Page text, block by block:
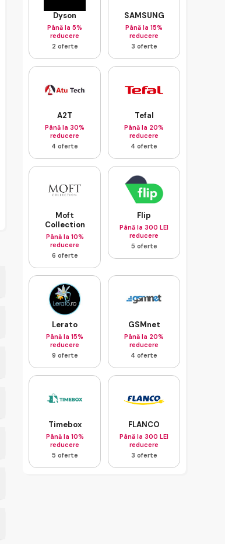
Dyson
Până la 5%
reducere
2 oferte
SAMSUNG
Până la 15%
reducere
3 oferte
A2T
Până la 30%
reducere
4 oferte
Tefal
Până la 20%
reducere
4 oferte
Moft
Collection
Până la 10%
reducere
6 oferte
Flip
Până la 300 LEI
reducere
5 oferte
Lerato
Până la 15%
reducere
9 oferte
GSMnet
Până la 20%
reducere
4 oferte
Timebox
Până la 10%
reducere
5 oferte
FLANCO
Până la 300 LEI
reducere
3 oferte